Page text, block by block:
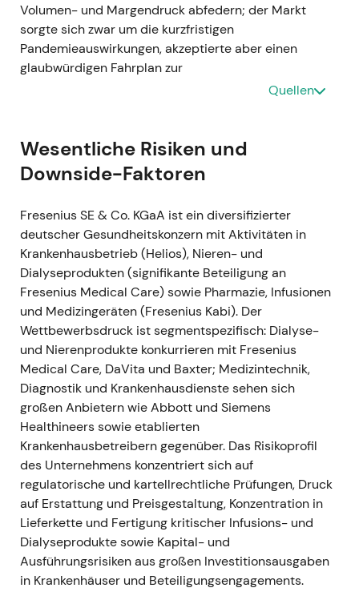
Volumen- und Margendruck abfedern; der Markt
sorgte sich zwar um die kurzfristigen
Pandemieauswirkungen, akzeptierte aber einen
glaubwürdigen Fahrplan zur
. - Der Handel verlief
Dez. 2021; Jahresschlusskurs 35,40 €) — insgesamt
ein breites Band mit einem späten Jahresrückgang,
als Pandemiefolgen und Umsetzungsrisiken neu
---
Aug–Okt 2022 — CEO-Wechsel und
Gewinnwarnung
Der Konzern senkte den kurzfristigen Ausblick
und kündigte Führungswechsel an; Langzeit-
CEO Stephan Sturm schied aus, Michael Sen
wurde mit Wirkung zum 1. Okt. 2022 zu seinem
Nachfolger ernannt (weitere
Vorstandsveränderungen folgten)[6],
Die Marktstimmung trübte sich ein — der
Führungswechsel wurde als Konsequenz aus
der Verfehlung des Ausblicks gelesen und
erhöhte die wahrgenommenen
Umsetzungsrisiken; Anleger begannen, die
Unsicherheit rund um die Umsetzung des
Turnarounds einzupreisen
[6],[4]
Deutlicher Kursrückgang und erhöhte
Volatilität im Aug.–Sep. 2022 als Reaktion auf
Quellen
Wesentliche Risiken und
Downside-Faktoren
Fresenius SE & Co. KGaA ist ein diversifizierter
deutscher Gesundheitskonzern mit Aktivitäten in
Krankenhausbetrieb (Helios), Nieren- und
Dialyseprodukten (signifikante Beteiligung an
Fresenius Medical Care) sowie Pharmazie, Infusionen
und Medizingeräten (Fresenius Kabi). Der
Wettbewerbsdruck ist segmentspezifisch: Dialyse-
und Nierenprodukte konkurrieren mit Fresenius
Medical Care, DaVita und Baxter; Medizintechnik,
Diagnostik und Krankenhausdienste sehen sich
großen Anbietern wie Abbott und Siemens
Healthineers sowie etablierten
Krankenhausbetreibern gegenüber. Das Risikoprofil
des Unternehmens konzentriert sich auf
regulatorische und kartellrechtliche Prüfungen, Druck
auf Erstattung und Preisgestaltung, Konzentration in
Lieferkette und Fertigung kritischer Infusions- und
Dialyseprodukte sowie Kapital- und
Ausführungsrisiken aus großen Investitionsausgaben
in Krankenhäuser und Beteiligungsengagements.